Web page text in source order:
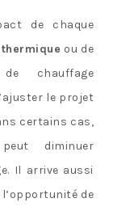
de chaque
ou de
chauffage
le projet
certains cas,
diminuer
Il arrive aussi
de